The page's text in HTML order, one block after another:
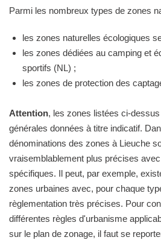
Parmi les nombreux types de zones
les zones naturelles écologiques
les zones dédiées au camping et
sportifs (NL) ;
les zones de protection des
Attention, les zones listées ci-
générales données à titre indicatif.
dénominations des zones à Lieuche
vraisemblablement plus précises
spécifiques. Il peut, par exemple,
zones urbaines avec, pour chaque
règlementation très précises. Pour
différentes règles d'urbanisme
sur le plan de zonage, il faut se